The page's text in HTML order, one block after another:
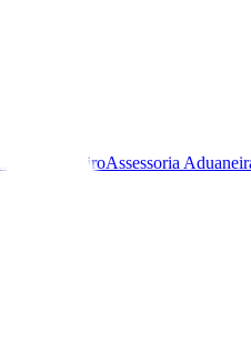
AduaneiroAssessoria